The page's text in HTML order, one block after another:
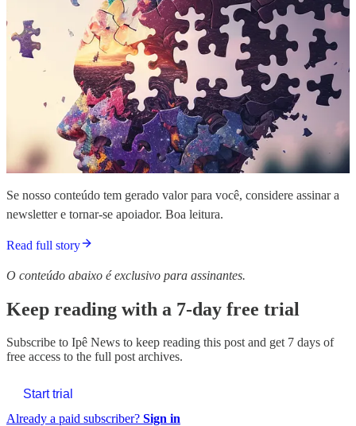
Se nosso conteúdo tem gerado valor para você, considere assinar a
newsletter e tornar-se apoiador. Boa leitura.
Read full story
O conteúdo abaixo é exclusivo para assinantes.
Keep reading with a 7-day free trial
Subscribe to Ipê News to keep reading this post and get 7 days of
free access to the full post archives.
Start trial
Already a paid subscriber? Sign in